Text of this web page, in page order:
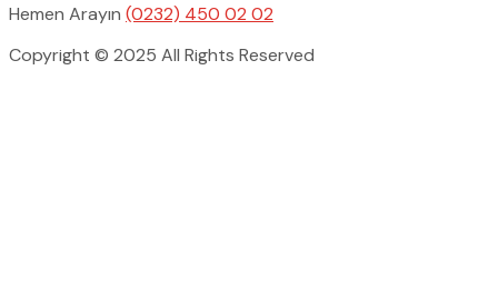
Hemen Arayın (0232) 450 02 02
Copyright © 2025 All Rights Reserved